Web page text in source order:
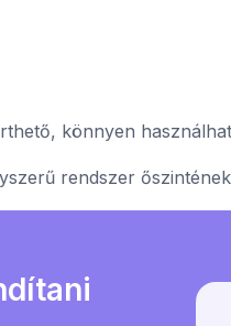
könnyen
rendszer